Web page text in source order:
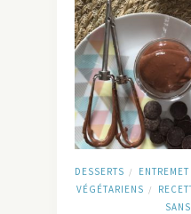
DESSERTS /
VÉGÉTARIENS /